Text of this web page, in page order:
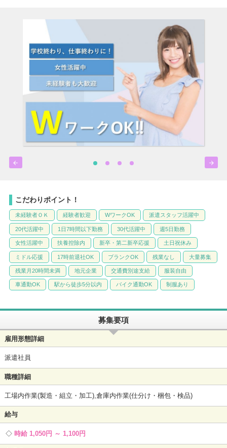
 
こだわりポイント！
未経験者ＯＫ 経験者歓迎 WワークOK 派遣スタッフ活躍中
20代活躍中 1日7時間以下勤務 30代活躍中 週5日勤務
女性活躍中 扶養控除内 新卒・第二新卒応援 土日祝休み
ミドル応援 17時前退社OK ブランクOK 残業なし 大量募集
残業月20時間未満 地元企業 交通費別途支給 服装自由
車通勤OK 駅から徒歩5分以内 バイク通勤OK 制服あり
募集要項
雇用形態詳細
派遣社員
職種詳細
工場内作業(製造・組立・加工),倉庫内作業(仕分け・梱包・検品)
給与
時給 1,050円 ～ 1,100円